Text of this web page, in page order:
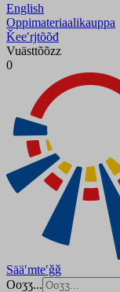
English
Oppimateriaalikauppa
Ǩeeʹrjtõõđ
Vuästtõõzz
0
Sääʹmteʹǧǧ
Ooʒʒ...